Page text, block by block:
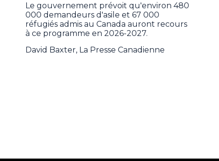
Le gouvernement prévoit qu'environ 480
000 demandeurs d'asile et 67 000
réfugiés admis au Canada auront recours
à ce programme en 2026-2027.
David Baxter, La Presse Canadienne